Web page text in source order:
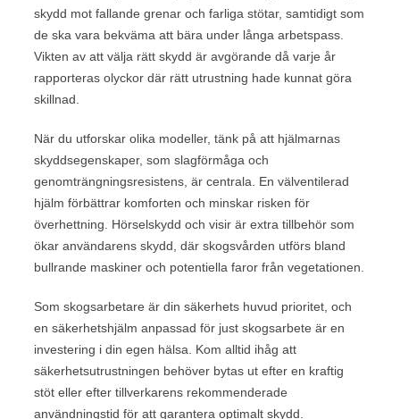
skydd mot fallande grenar och farliga stötar, samtidigt som
de ska vara bekväma att bära under långa arbetspass.
Vikten av att välja rätt skydd är avgörande då varje år
rapporteras olyckor där rätt utrustning hade kunnat göra
skillnad.
När du utforskar olika modeller, tänk på att hjälmarnas
skyddsegenskaper, som slagförmåga och
genomträngningsresistens, är centrala. En välventilerad
hjälm förbättrar komforten och minskar risken för
överhettning. Hörselskydd och visir är extra tillbehör som
ökar användarens skydd, där skogsvården utförs bland
bullrande maskiner och potentiella faror från vegetationen.
Som skogsarbetare är din säkerhets huvud prioritet, och
en säkerhetshjälm anpassad för just skogsarbete är en
investering i din egen hälsa. Kom alltid ihåg att
säkerhetsutrustningen behöver bytas ut efter en kraftig
stöt eller efter tillverkarens rekommenderade
användningstid för att garantera optimalt skydd.